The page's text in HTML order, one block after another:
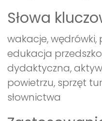
Słowa
wakacje, wędrówki,
edukacja
dydaktyczna,
powietrzu, sprzęt
słownictwa